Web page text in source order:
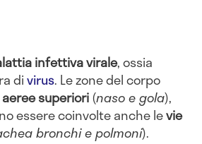
infettiva virale, ossia
divirus. Le zone del corpo
superiori(naso e gola),
essere coinvolte anche levie
bronchi e polmoni).